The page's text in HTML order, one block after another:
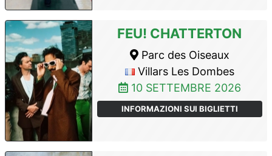
FEU! CHATTERTON
Parc des Oiseaux
Villars Les Dombes
10 SETTEMBRE 2026
INFORMAZIONI SUI BIGLIETTI